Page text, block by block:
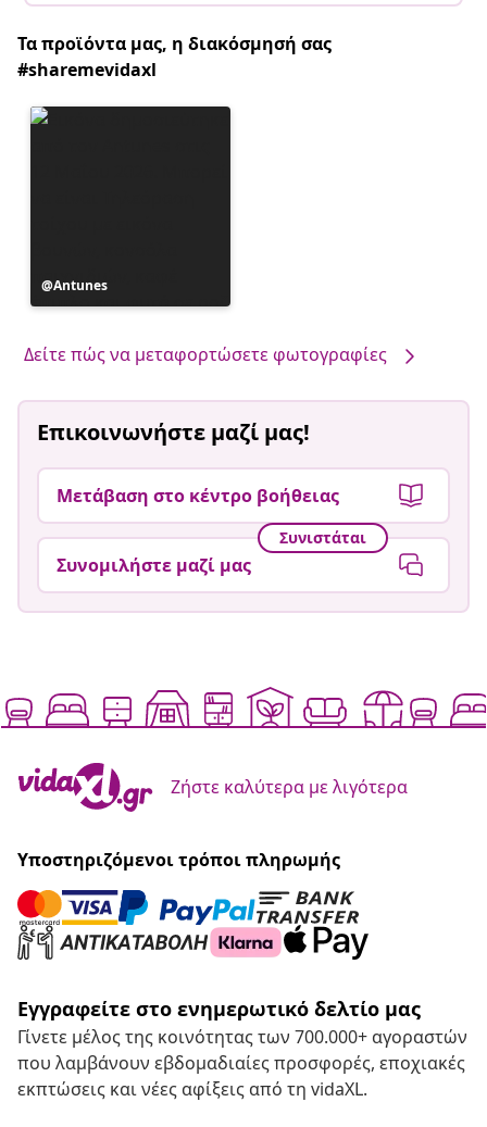
Τα προϊόντα μας, η διακόσμησή σας
#sharemevidaxl
Η
ανάρτηση
Antunes
Δείτε πώς να μεταφορτώσετε φωτογραφίες
Επικοινωνήστε μαζί μας!
Μετάβαση στο κέντρο βοήθειας
Συνιστάται
Συνομιλήστε μαζί μας
Ζήστε καλύτερα με λιγότερα
Υποστηριζόμενοι τρόποι πληρωμής
Εγγραφείτε στο ενημερωτικό δελτίο μας
Γίνετε μέλος της κοινότητας των 700.000+ αγοραστών
που λαμβάνουν εβδομαδιαίες προσφορές, εποχιακές
εκπτώσεις και νέες αφίξεις από τη vidaXL.